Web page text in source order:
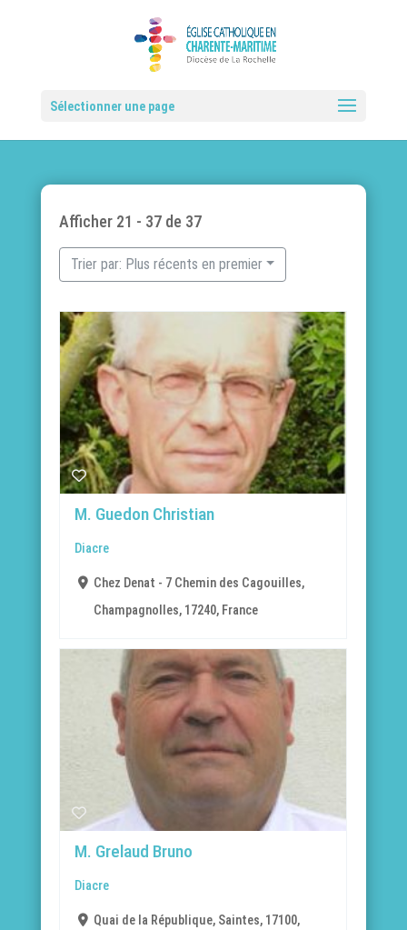
Sélectionner une page
Afficher 21 - 37 de 37
Trier par: Plus récents en premier
M. Guedon Christian
Diacre
Chez Denat - 7 Chemin des Cagouilles,
Champagnolles, 17240, France
M. Grelaud Bruno
Diacre
Quai de la République, Saintes, 17100,